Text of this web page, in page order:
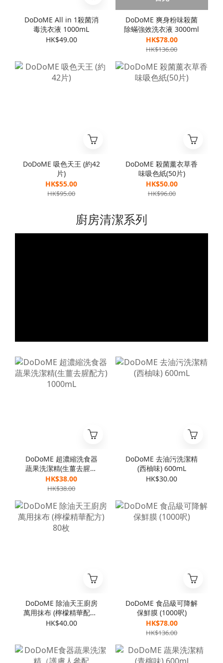
DoDoME All in 1殺菌消
毒洗衣液 1000mL
HK$49.00
DoDoME 爽身粉味殺菌
除蟎強效洗衣液 3000ml
HK$78.00
HK$136.00
DoDoME 吸色天王 (約42
片)
HK$55.00
HK$95.00
DoDoME 殺菌薰衣草香
味吸色紙(50片)
HK$50.00
HK$96.00
廚房清潔系列
DoDoME 超濃縮洗食器
蔬果洗潔精(生薑去腥配
方) 1000mL
HK$38.00
HK$38.00
DoDoME 去油污洗潔精
(西柚味) 600mL
HK$30.00
DoDoME 除油天王廚房
萬用抹布 (檸檬精華配方)
80枚
HK$40.00
DoDoME 食品級可降解
保鮮膜 (1000呎)
HK$78.00
HK$136.00